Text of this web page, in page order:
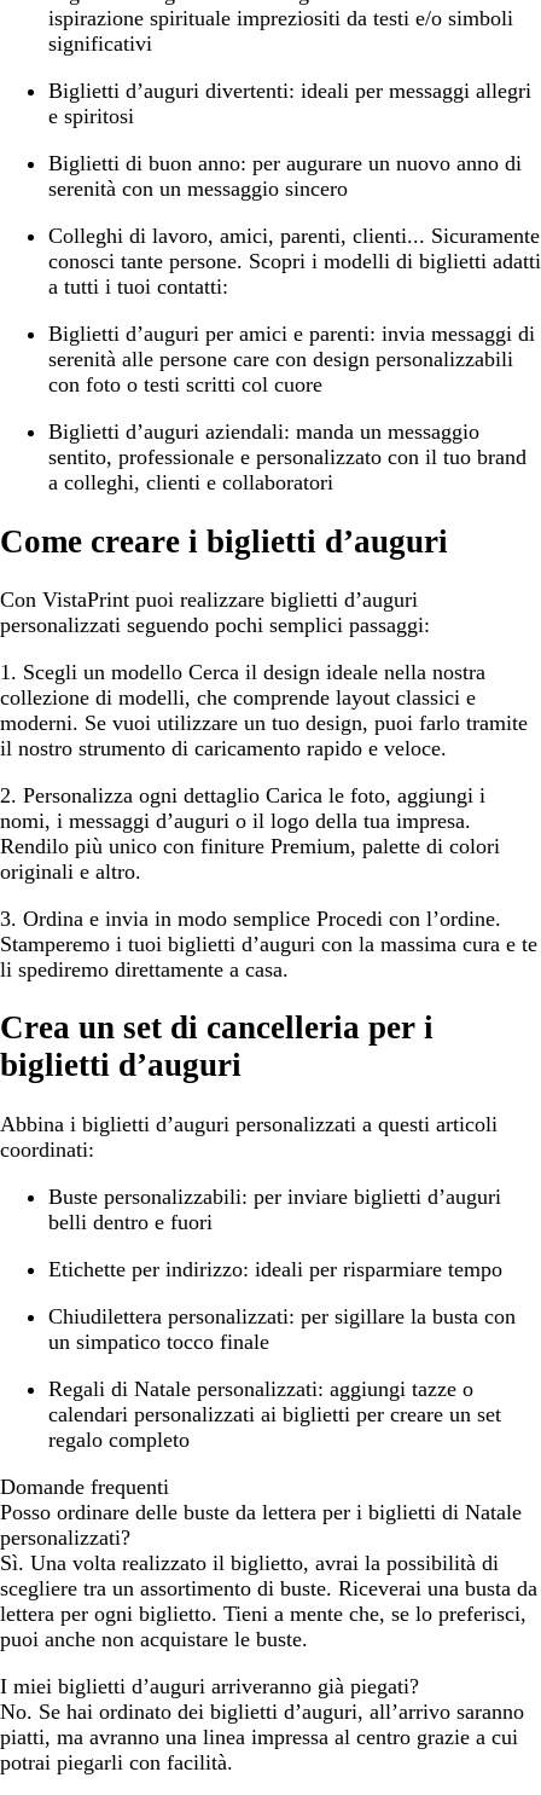
ispirazione spirituale impreziositi da testi e/o simboli
significativi
Biglietti d’auguri divertenti: ideali per messaggi allegri
e spiritosi
Biglietti di buon anno: per augurare un nuovo anno di
serenità con un messaggio sincero
Colleghi di lavoro, amici, parenti, clienti... Sicuramente
conosci tante persone. Scopri i modelli di biglietti adatti
a tutti i tuoi contatti:
Biglietti d’auguri per amici e parenti: invia messaggi di
serenità alle persone care con design personalizzabili
con foto o testi scritti col cuore
Biglietti d’auguri aziendali: manda un messaggio
sentito, professionale e personalizzato con il tuo brand
a colleghi, clienti e collaboratori
Come creare i biglietti d’auguri
Con VistaPrint puoi realizzare biglietti d’auguri
personalizzati seguendo pochi semplici passaggi:
1. Scegli un modello Cerca il design ideale nella nostra
collezione di modelli, che comprende layout classici e
moderni. Se vuoi utilizzare un tuo design, puoi farlo tramite
il nostro strumento di caricamento rapido e veloce.
2. Personalizza ogni dettaglio Carica le foto, aggiungi i
nomi, i messaggi d’auguri o il logo della tua impresa.
Rendilo più unico con finiture Premium, palette di colori
originali e altro.
3. Ordina e invia in modo semplice Procedi con l’ordine.
Stamperemo i tuoi biglietti d’auguri con la massima cura e te
li spediremo direttamente a casa.
Crea un set di cancelleria per i
biglietti d’auguri
Abbina i biglietti d’auguri personalizzati a questi articoli
coordinati:
Buste personalizzabili: per inviare biglietti d’auguri
belli dentro e fuori
Etichette per indirizzo: ideali per risparmiare tempo
Chiudilettera personalizzati: per sigillare la busta con
un simpatico tocco finale
Regali di Natale personalizzati: aggiungi tazze o
calendari personalizzati ai biglietti per creare un set
regalo completo
Domande frequenti
Posso ordinare delle buste da lettera per i biglietti di Natale
personalizzati?
Sì. Una volta realizzato il biglietto, avrai la possibilità di
scegliere tra un assortimento di buste. Riceverai una busta da
lettera per ogni biglietto. Tieni a mente che, se lo preferisci,
puoi anche non acquistare le buste.
I miei biglietti d’auguri arriveranno già piegati?
No. Se hai ordinato dei biglietti d’auguri, all’arrivo saranno
piatti, ma avranno una linea impressa al centro grazie a cui
potrai piegarli con facilità.